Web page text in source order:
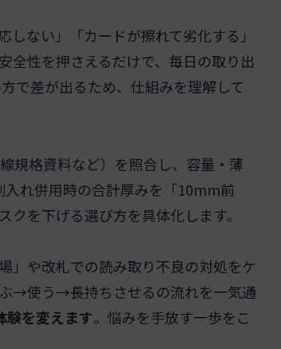
ない」「カードが擦れて劣化する」
性を押さえるだけで、毎日の取り出
で差が出るため、仕組みを理解して
規格資料など）を照合し、容量・薄
れ併用時の合計厚みを「10mm前
を下げる選び方を具体化します。
」や改札での読み取り不良の対処をケ
→使う→長持ちさせるの流れを一気通
験を変えます。悩みを手放す一歩をこ